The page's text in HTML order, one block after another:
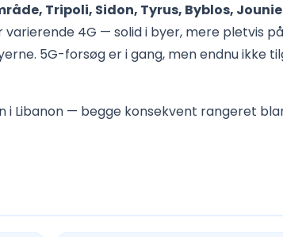
Tripoli, Sidon, Tyrus, Byblos,
varierende 4G — solid i byer, mere pletvis
5G-forsøg er i gang, men endnu ikke
i Libanon — begge konsekvent rangeret